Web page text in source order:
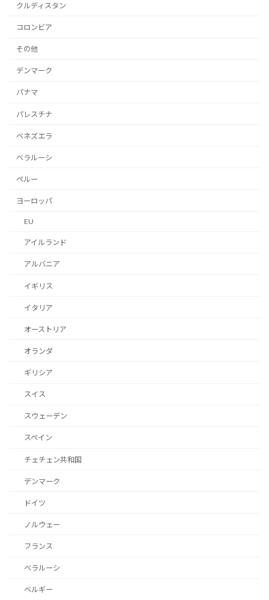
クルディスタン
コロンビア
その他
デンマーク
パナマ
パレスチナ
ベネズエラ
ベラルーシ
ペルー
ヨーロッパ
EU
アイルランド
アルバニア
イギリス
イタリア
オーストリア
オランダ
ギリシア
スイス
スウェーデン
スペイン
チェチェン共和国
デンマーク
ドイツ
ノルウェー
フランス
ベラルーシ
ベルギー